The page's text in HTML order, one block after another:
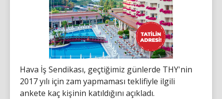
Hava İş Sendikası, geçtiğimiz günlerde THY'nin
2017 yılı için zam yapmaması teklifiyle ilgili
ankete kaç kişinin katıldığını açıkladı.